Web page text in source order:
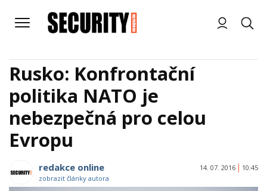
Rusko: Konfrontační
politika NATO je
nebezpečná pro celou
Evropu
redakce online
zobrazit články autora
14. 07. 2016 10:45